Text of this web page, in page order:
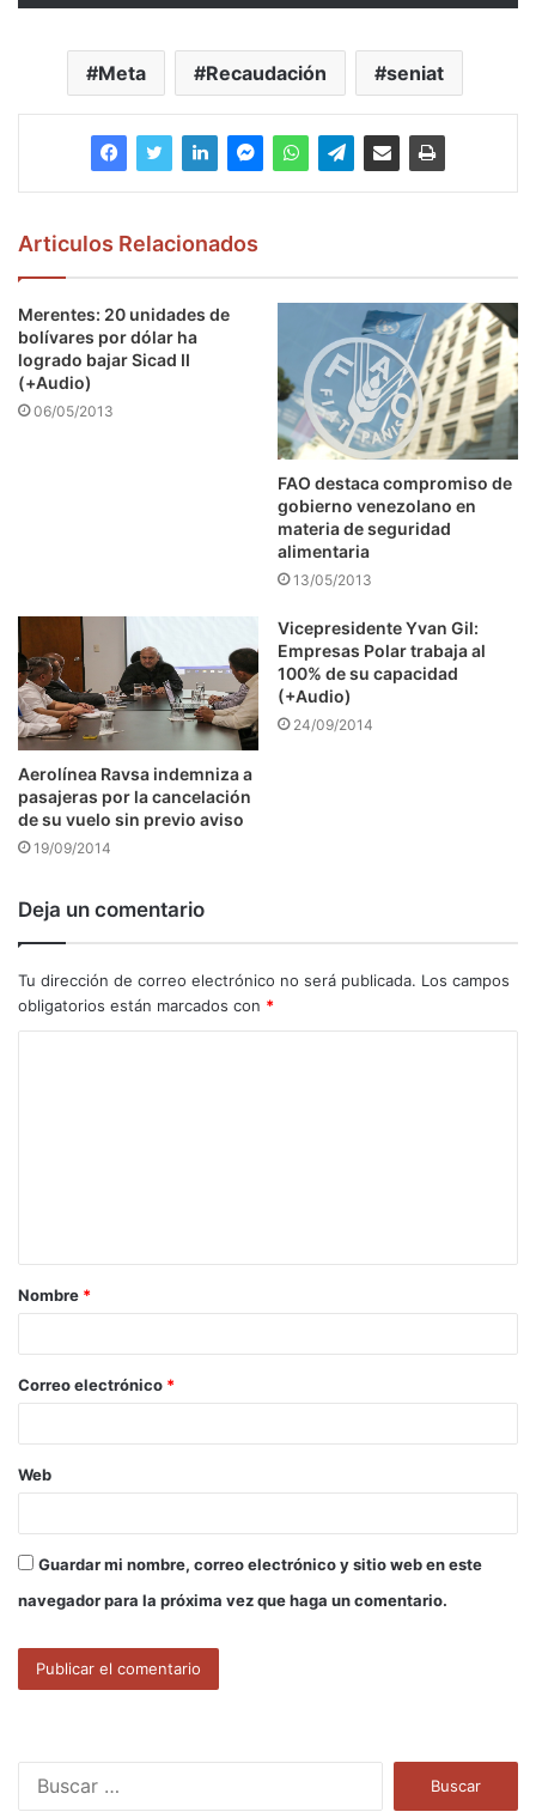
Meta Recaudación seniat
Articulos Relacionados
Merentes: 20 unidades de
bolívares por dólar ha
logrado bajar Sicad II
(+Audio)
06/05/2013
FAO destaca compromiso de
gobierno venezolano en
materia de seguridad
alimentaria
13/05/2013
Aerolínea Ravsa indemniza a
pasajeras por la cancelación
de su vuelo sin previo aviso
19/09/2014
Vicepresidente Yvan Gil:
Empresas Polar trabaja al
100% de su capacidad
(+Audio)
24/09/2014
Deja un comentario
Tu dirección de correo electrónico no será publicada. Los campos
obligatorios están marcados con *
a
r
*
Nombre *
Correo electrónico *
Web
Guardar mi nombre, correo electrónico y sitio web en este
navegador para la próxima vez que haga un comentario.